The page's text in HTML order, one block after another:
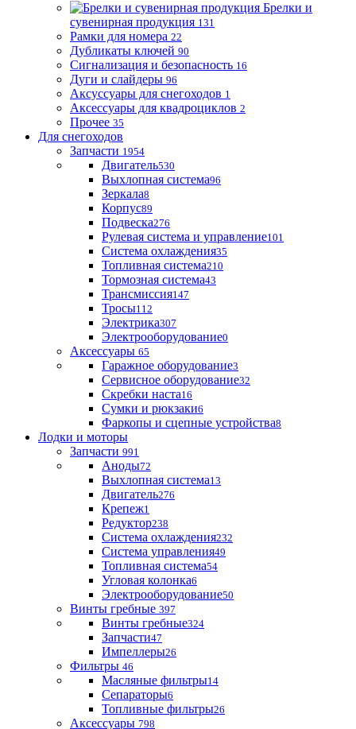
Брелки и
сувенирная продукция 131
Рамки для номера 22
Дубликаты ключей 90
Сигнализация и безопасность 16
Дуги и слайдеры 96
Аксуссуары для снегоходов 1
Аксессуары для квадроциклов 2
Прочее 35
Для снегоходов
Запчасти 1954
Двигатель530
Выхлопная система96
Зеркала8
Корпус89
Подвеска276
Рулевая система и управление101
Система охлаждения35
Топливная система210
Тормозная система43
Трансмиссия147
Тросы112
Электрика307
Электрооборудование0
Аксессуары 65
Гаражное оборудование3
Сервисное оборудование32
Скребки наста16
Сумки и рюкзаки6
Фаркопы и сцепные устройства8
Лодки и моторы
Запчасти 991
Аноды72
Выхлопная система13
Двигатель276
Крепеж1
Редуктор238
Система охлаждения232
Система управления49
Топливная система54
Угловая колонка6
Электрооборудование50
Винты гребные 397
Винты гребные324
Запчасти47
Импеллеры26
Фильтры 46
Масляные фильтры14
Сепараторы6
Топливные фильтры26
Аксессуары 798